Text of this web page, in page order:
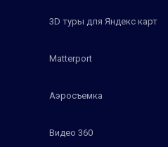
3D туры для Яндекс карт
Matterport
Аэросъемка
Видео 360